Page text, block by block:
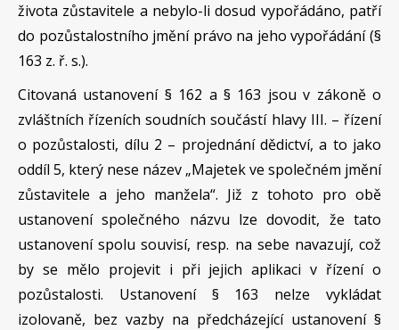
života zůstavitele a nebylo-li dosud vypořádáno, patří
do pozůstalostního jmění právo na jeho vypořádání (§
163 z. ř. s.).
Citovaná ustanovení § 162 a § 163 jsou v zákoně o
zvláštních řízeních soudních součástí hlavy III. – řízení
o pozůstalosti, dílu 2 – projednání dědictví, a to jako
oddíl 5, který nese název „Majetek ve společném jmění
zůstavitele a jeho manžela“. Již z tohoto pro obě
ustanovení společného názvu lze dovodit, že tato
ustanovení spolu souvisí, resp. na sebe navazují, což
by se mělo projevit i při jejich aplikaci v řízení o
pozůstalosti. Ustanovení § 163 nelze vykládat
izolovaně, bez vazby na předcházející ustanovení §